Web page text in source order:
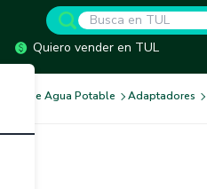
Quiero vender en TUL
Redes de Agua Potable Adaptadores